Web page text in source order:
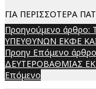
ΓΙΑ ΠΕΡΙΣΣΟΤΕΡΑ
Προηγούμενο
ΥΠΕΥΘΥΝΩΝ ΕΚΦΕ
Προηγ Επόμενο
ΔΕΥΤΕΡΟΒΑΘΜΙΑΣ
Επόμενο